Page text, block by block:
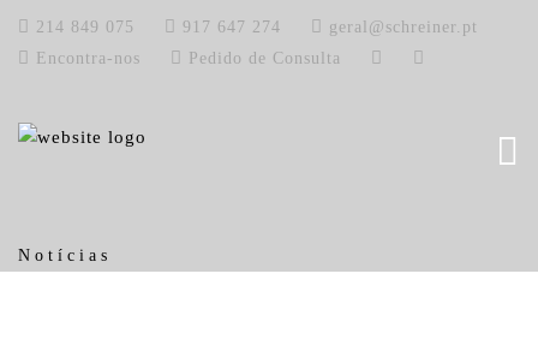
214 849 075 917 647 274
geral@schreiner.pt
Encontra-nos
Pedido de Consulta
Notícias